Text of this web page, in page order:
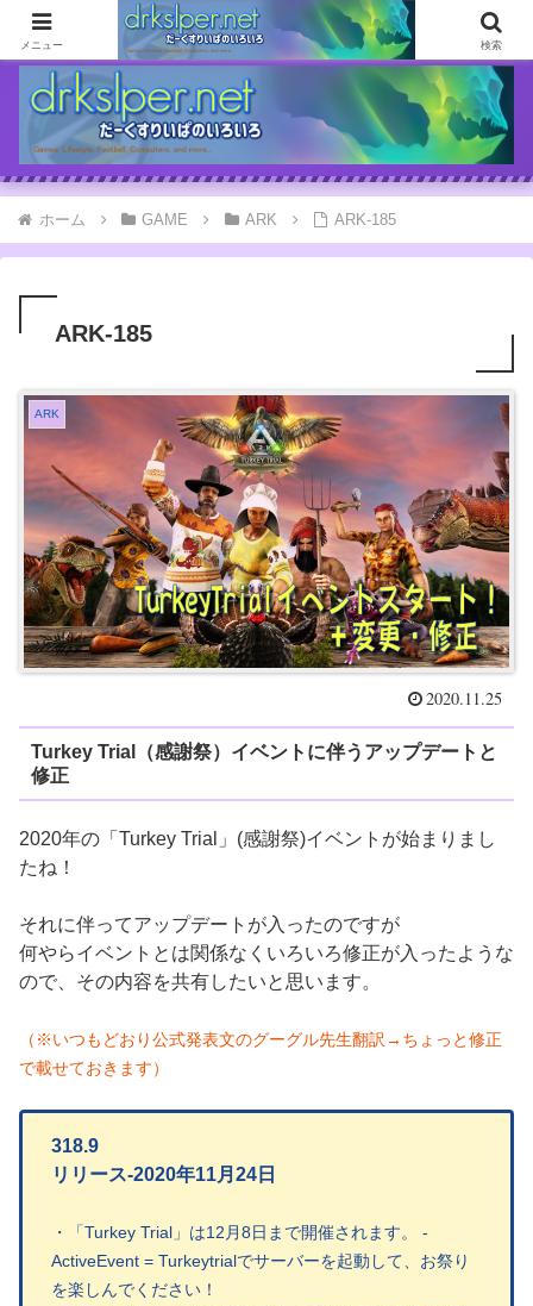
ゲームとか自分の体験談とか書いてます
ホーム GAME ARK ARK-185
ARK-185
ARK
2020.11.25
Turkey Trial（感謝祭）イベントに伴うアップデートと
修正
2020年の「Turkey Trial」(感謝祭)イベントが始まりまし
たね！
それに伴ってアップデートが入ったのですが
何やらイベントとは関係なくいろいろ修正が入ったような
ので、その内容を共有したいと思います。
（※いつもどおり公式発表文のグーグル先生翻訳→ちょっと修正
で載せておきます）
318.9
リリース-2020年11月24日
・「Turkey Trial」は12月8日まで開催されます。 -
ActiveEvent = Turkeytrialでサーバーを起動して、お祭り
を楽しんでください！
メニュー 検索